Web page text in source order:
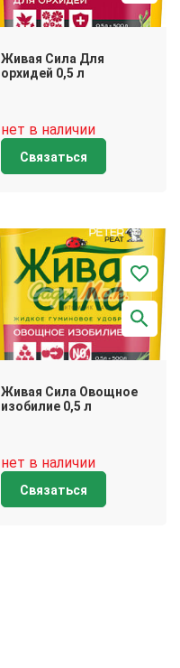
Живая Сила Для
орхидей 0,5 л
нет в наличии
Связаться
Живая Сила Овощное
изобилие 0,5 л
нет в наличии
Связаться